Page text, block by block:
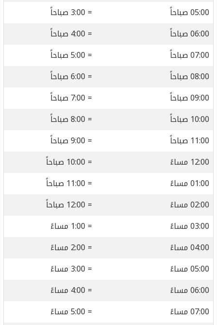
05:00 صباحاً
= 3:00 صباحاً
06:00 صباحاً
= 4:00 صباحاً
07:00 صباحاً
= 5:00 صباحاً
08:00 صباحاً
= 6:00 صباحاً
09:00 صباحاً
= 7:00 صباحاً
10:00 صباحاً
= 8:00 صباحاً
11:00 صباحاً
= 9:00 صباحاً
12:00 مساءً
= 10:00 صباحاً
01:00 مساءً
= 11:00 صباحاً
02:00 مساءً
= 12:00 صباحاً
03:00 مساءً
= 1:00 مساءً
04:00 مساءً
= 2:00 مساءً
05:00 مساءً
= 3:00 مساءً
06:00 مساءً
= 4:00 مساءً
07:00 مساءً
= 5:00 مساءً